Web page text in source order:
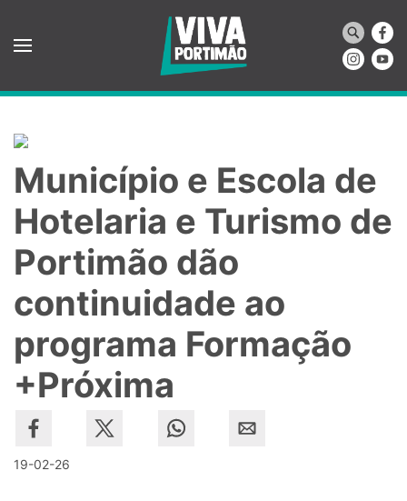
Saltar para o conteúdo principal
Município e Escola de
Hotelaria e Turismo de
Portimão dão
continuidade ao
programa Formação
+Próxima
19-02-26